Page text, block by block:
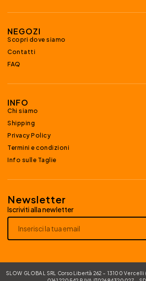
NEGOZI
Scopri dove siamo
Contatti
FAQ
INFO
Chi siamo
Shipping
Privacy Policy
Termini e condizioni
Info sulle Taglie
Newsletter
Iscriviti alla newletter
SLOW GLOBAL SRL Corso Libertà 262 – 13100 Vercelli